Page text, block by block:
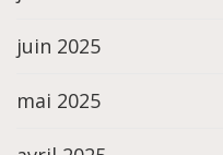
juin 2025
mai 2025